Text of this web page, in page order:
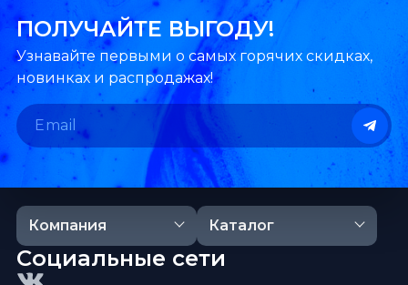
ПОЛУЧАЙТЕ ВЫГОДУ!
Узнавайте первыми о самых горячих скидках,
новинках и распродажах!
Компания Каталог
Социальные сети